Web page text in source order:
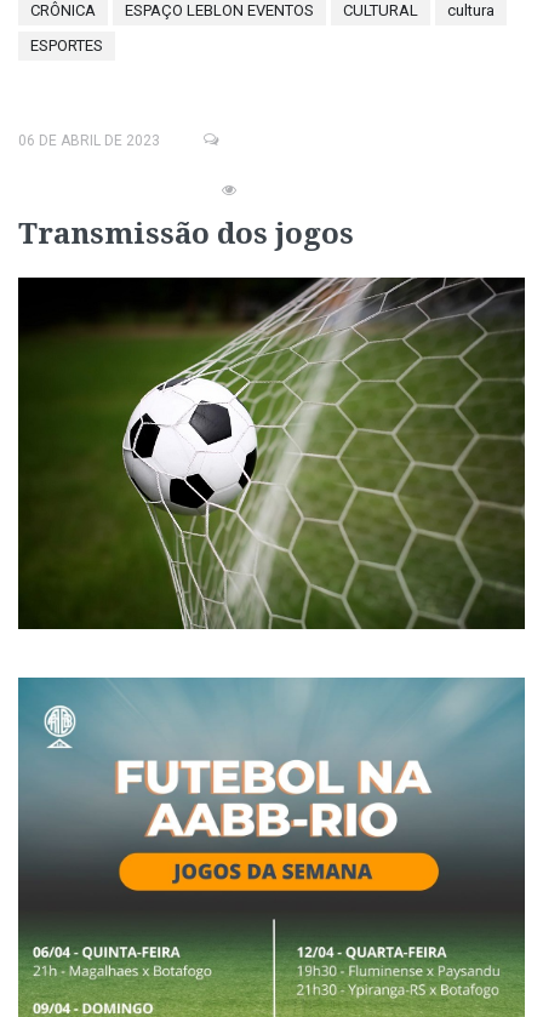
CRÔNICA
ESPAÇO LEBLON EVENTOS CULTURAL
cultura
ESPORTES
06 DE ABRIL DE 2023
Transmissão dos jogos